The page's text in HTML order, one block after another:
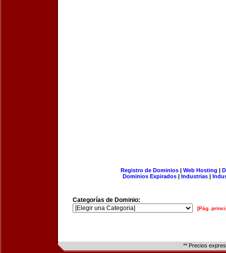
Registro de Dominios| Web Hosting |
Dominios Expirados | Industrias |
Categorías de Dominio:
[Pág.
** Precios